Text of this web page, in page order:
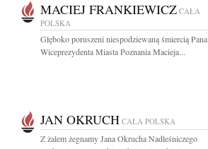
MACIEJ FRANKIEWICZ CAŁA
POLSKA
Głęboko poruszeni niespodziewaną śmiercią Pana
Wiceprezydenta Miasta Poznania Macieja...
JAN OKRUCH CAŁA POLSKA
Z żalem żegnamy Jana Okrucha Nadleśniczego